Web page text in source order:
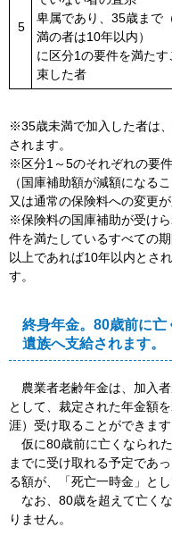
5
卑属であり、35歳まで
満の者は10年以内）
に区分1の要件を満たす
束した者
※35歳未満で加入した者は
されます。
※区分1～5のそれぞれの要
（国庫補助額が減額になる
又は通常の保険料への変更が
※保険料の国庫補助が受け
件を満たしているすべての
以上であれば10年以内とさ
す。
終身年金。80歳前に
遺族へ支給されます。
農業者老齢年金は、加入
として、裁定された年金額
涯）受け取ることができます
仮に80歳前に亡くなられ
までに受け取れる予定であ
る額が、「死亡一時金」と
なお、80歳を超えて亡く
りません。